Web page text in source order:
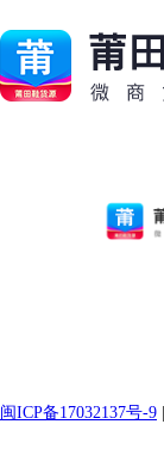
闽ICP备17032137号-9